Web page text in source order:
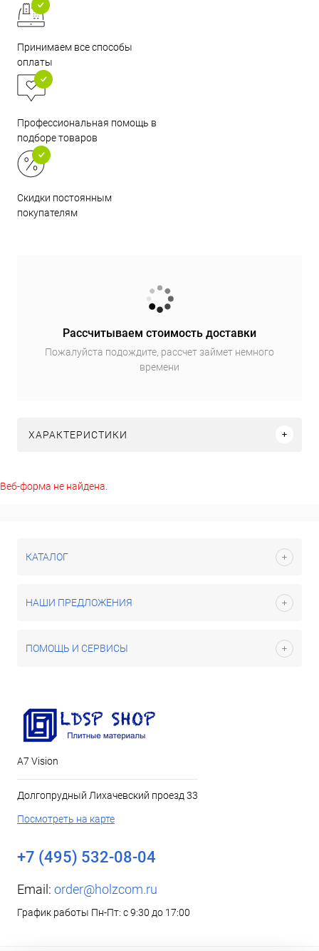
Принимаем все способы
оплаты
Профессиональная помощь в
подборе товаров
Скидки постоянным
покупателям
Рассчитываем стоимость доставки
Пожалуйста подождите, рассчет займет немного
времени
ХАРАКТЕРИСТИКИ
Веб-форма не найдена.
КАТАЛОГ
НАШИ ПРЕДЛОЖЕНИЯ
ПОМОЩЬ И СЕРВИСЫ
А7 Vision
Долгопрудный Лихачевский проезд 33
Посмотреть на карте
+7 (495) 532-08-04
Email: order@holzcom.ru
График работы Пн-Пт: с 9:30 до 17:00